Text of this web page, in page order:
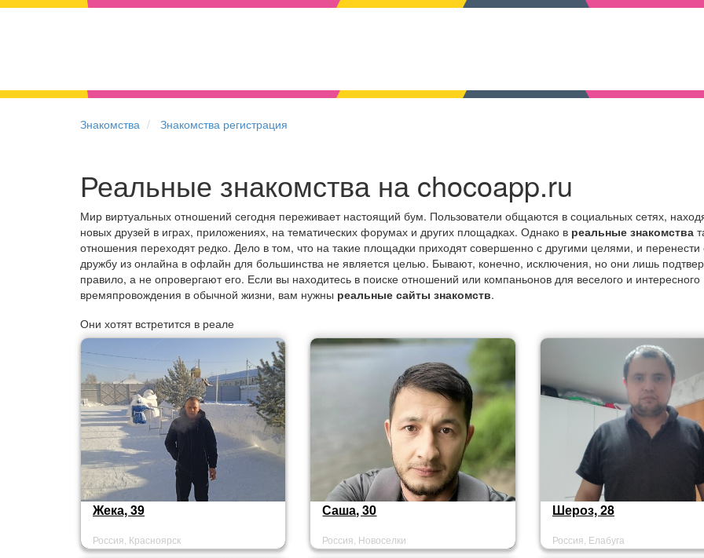
Знакомства Знакомства регистрация
Реальные знакомства на chocoapp.ru
Мир виртуальных отношений сегодня переживает настоящий бум. Пользователи общаются в социальных сетях,
новых друзей в играх, приложениях, на тематических форумах и других площадках. Однако в реальные знакомства
отношения переходят редко. Дело в том, что на такие площадки приходят совершенно с другими целями, и
дружбу из онлайна в офлайн для большинства не является целью. Бывают, конечно, исключения, но они лишь
правило, а не опровергают его. Если вы находитесь в поиске отношений или компаньонов для веселого и интересного
времяпровождения в обычной жизни, вам нужны реальные сайты знакомств.
Они хотят встретится в реале
Жека, 39
Россия, Красноярск
Саша, 30
Россия, Новоселки
Шероз, 28
Россия, Елабуга